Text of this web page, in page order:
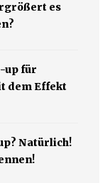
es
up für
dem Effekt
Natürlich!